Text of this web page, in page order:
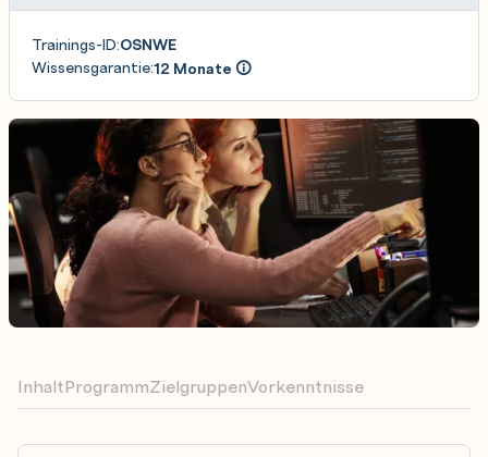
InhaltProgrammZielgruppenVorkenntnisse
Trainings-ID:OSNWE
Wissensgarantie:12 Monate